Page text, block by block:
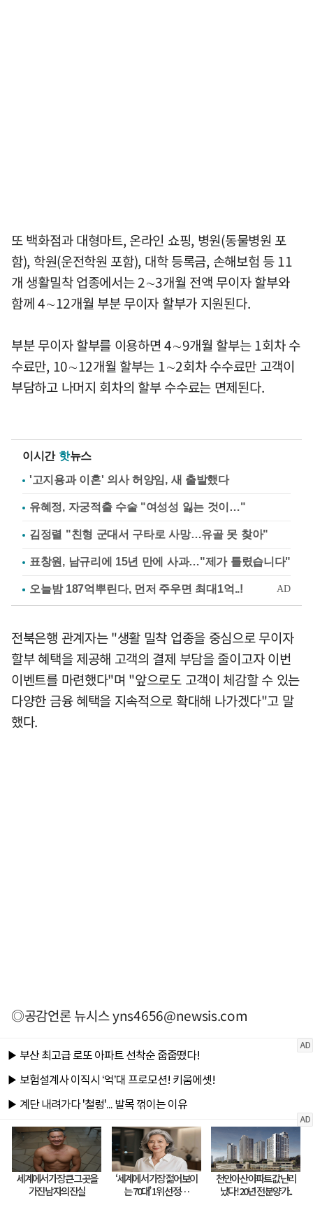
또 백화점과 대형마트, 온라인 쇼핑, 병원(동물병원 포
함), 학원(운전학원 포함), 대학 등록금, 손해보험 등 11
개 생활밀착 업종에서는 2∼3개월 전액 무이자 할부와
함께 4∼12개월 부분 무이자 할부가 지원된다.
부분 무이자 할부를 이용하면 4∼9개월 할부는 1회차 수
수료만, 10∼12개월 할부는 1∼2회차 수수료만 고객이
부담하고 나머지 회차의 할부 수수료는 면제된다.
이시간 핫뉴스
'고지용과 이혼' 의사 허양임, 새 출발했다
유혜정, 자궁적출 수술 "여성성 잃는 것이…"
김정렬 "친형 군대서 구타로 사망…유골 못 찾아"
표창원, 남규리에 15년 만에 사과…"제가 틀렸습니다"
전북은행 관계자는 "생활 밀착 업종을 중심으로 무이자
할부 혜택을 제공해 고객의 결제 부담을 줄이고자 이번
이벤트를 마련했다"며 "앞으로도 고객이 체감할 수 있는
다양한 금융 혜택을 지속적으로 확대해 나가겠다"고 말
했다.
◎공감언론 뉴시스yns4656@newsis.com